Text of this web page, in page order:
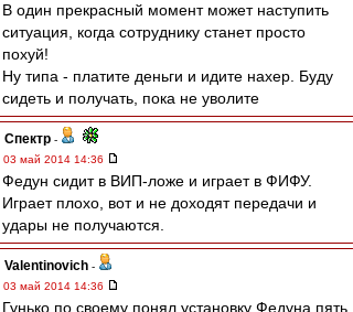
В один прекрасный момент может наступить
ситуация, когда сотруднику станет просто
похуй!
Ну типа - платите деньги и идите нахер. Буду
сидеть и получать, пока не уволите
Спектр -
03 май 2014 14:36
Федун сидит в ВИП-ложе и играет в ФИФУ.
Играет плохо, вот и не доходят передачи и
удары не получаются.
Valentinovich -
03 май 2014 14:36
Гунько по своему понял установку Федуна пять